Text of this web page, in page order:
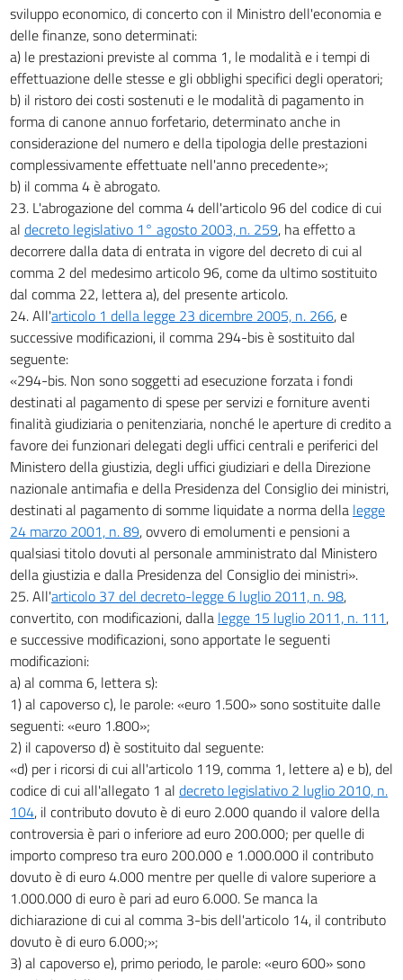
sviluppo economico, di concerto con il Ministro dell'economia e
delle finanze, sono determinati:
a) le prestazioni previste al comma 1, le modalità e i tempi di
effettuazione delle stesse e gli obblighi specifici degli operatori;
b) il ristoro dei costi sostenuti e le modalità di pagamento in
forma di canone annuo forfetario, determinato anche in
considerazione del numero e della tipologia delle prestazioni
complessivamente effettuate nell'anno precedente»;
b) il comma 4 è abrogato.
23. L'abrogazione del comma 4 dell'articolo 96 del codice di cui
al decreto legislativo 1° agosto 2003, n. 259, ha effetto a
decorrere dalla data di entrata in vigore del decreto di cui al
comma 2 del medesimo articolo 96, come da ultimo sostituito
dal comma 22, lettera a), del presente articolo.
24. All'articolo 1 della legge 23 dicembre 2005, n. 266, e
successive modificazioni, il comma 294-bis è sostituito dal
seguente:
«294-bis. Non sono soggetti ad esecuzione forzata i fondi
destinati al pagamento di spese per servizi e forniture aventi
finalità giudiziaria o penitenziaria, nonché le aperture di credito a
favore dei funzionari delegati degli uffici centrali e periferici del
Ministero della giustizia, degli uffici giudiziari e della Direzione
nazionale antimafia e della Presidenza del Consiglio dei ministri,
destinati al pagamento di somme liquidate a norma della legge
24 marzo 2001, n. 89, ovvero di emolumenti e pensioni a
qualsiasi titolo dovuti al personale amministrato dal Ministero
della giustizia e dalla Presidenza del Consiglio dei ministri».
25. All'articolo 37 del decreto-legge 6 luglio 2011, n. 98,
convertito, con modificazioni, dalla legge 15 luglio 2011, n. 111,
e successive modificazioni, sono apportate le seguenti
modificazioni:
a) al comma 6, lettera s):
1) al capoverso c), le parole: «euro 1.500» sono sostituite dalle
seguenti: «euro 1.800»;
2) il capoverso d) è sostituito dal seguente:
«d) per i ricorsi di cui all'articolo 119, comma 1, lettere a) e b), del
codice di cui all'allegato 1 al decreto legislativo 2 luglio 2010, n.
104, il contributo dovuto è di euro 2.000 quando il valore della
controversia è pari o inferiore ad euro 200.000; per quelle di
importo compreso tra euro 200.000 e 1.000.000 il contributo
dovuto è di euro 4.000 mentre per quelle di valore superiore a
1.000.000 di euro è pari ad euro 6.000. Se manca la
dichiarazione di cui al comma 3-bis dell'articolo 14, il contributo
dovuto è di euro 6.000;»;
3) al capoverso e), primo periodo, le parole: «euro 600» sono